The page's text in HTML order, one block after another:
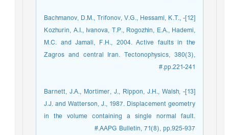
[12]- Bachmanov, D.M., Trifonov, V.G., Hessami, K.T.,
Kozhurin, A.I., Ivanova, T.P., Rogozhin, E.A., Hademi,
M.C. and Jamali, F.H., 2004. Active faults in the
Zagros and central Iran. Tectonophysics, 380(3),
pp.221-241.#
[13]- Barnett, J.A., Mortimer, J., Rippon, J.H., Walsh,
J.J. and Watterson, J., 1987. Displacement geometry
in the volume containing a single normal fault.
AAPG Bulletin, 71(8), pp.925-937.#